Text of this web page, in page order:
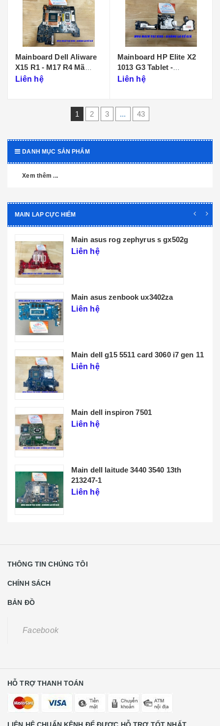
Mainboard Dell Aliware
X15 R1 - M17 R4 Mã
Main LA-K471P
Liên hệ
Mainboard HP Elite X2
1013 G3 Tablet -
DA0D99MBAI0
Liên hệ
1 2 3 ... 43
DANH MỤC SẢN PHẨM
Xem thêm ...
MAIN LAP CỰC HIẾM
Main dell xps 9320 core i5 i7 th12 la-
l071p
Main lenovo t14 gen 3
Liên hệ
BẢN ĐỒ
LIÊN HỆ CHUẨN KÊNH ĐỂ ĐƯỢC HỖ TRỢ TỐT NHẤT
Khách Hàng Lẻ Liên Hệ
0931668789
CE Liên Hệ